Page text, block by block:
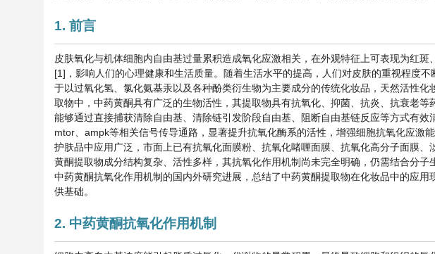
1. 前言
皮肤氧化与机体细胞内自由基过量累积造成氧化应激相关，在外观特征上可表现为红
[1]，影响人们的心理健康和生活质量。随着生活水平的提高，人们对皮肤的重视程度
于以过氧化氢、氯化氨基汞以及各种酚类衍生物为主要成分的传统化妆品，天然活性
取物中，中药黄酮具有广泛的生物活性，其提取物具有抗氧化、抑菌、抗炎、抗衰老
能够通过直接捕获清除自由基、清除链引发阶段自由基、阻断自由基链反应等方式有效
mtor、ampk等相关信号传导通路，显著提升抗氧化酶系的活性，增强细胞抗氧化应激
护肤品中应用广泛，市面上已有抗氧化面膜粉、抗氧化啫喱面膜、抗氧化高分子面膜
黄酮提取物成分结构复杂、活性多样，其抗氧化作用机制尚未完全明确，仍需结合分
中药黄酮抗氧化作用机制的国内外研究进展，总结了中药黄酮提取物在化妆品中的应
供基础。
2. 中药黄酮抗氧化作用机制